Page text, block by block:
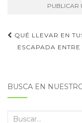
de
QUÉ LLEVAR EN
ESCAPADA
BUSCA EN
Buscar: